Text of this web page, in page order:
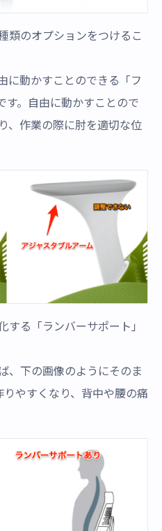
類のオプションをつけるこ
に動かすことのできる「フ
す。自由に動かすことので
、作業の際に肘を適切な位
する「ランバーサポート」
、下の画像のようにそのま
やすくなり、背中や腰の痛